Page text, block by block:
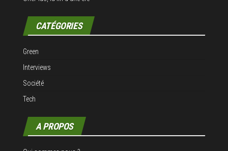
CATÉGORIES
Green
Interviews
Société
Tech
A PROPOS